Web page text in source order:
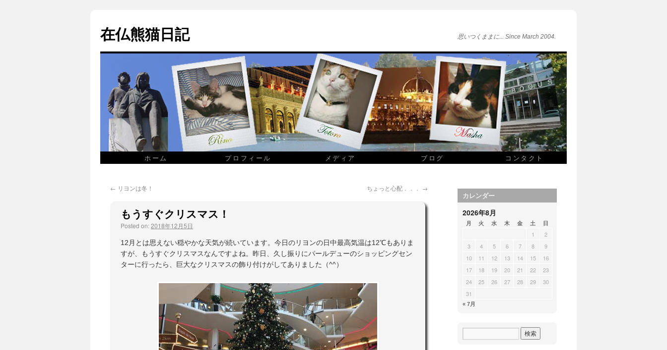
在仏熊猫日記 思いつくままに... Since March 2004.
ホーム プロフィール メディア ブログ コンタクト
← リヨンは冬！ ちょっと心配．．． →
もうすぐクリスマス！
Posted on:2018年12月5日
12月とは思えない穏やかな天気が続いています。今日のリヨンの日中最高気温は12℃もありま
すが、もうすぐクリスマスなんですよね。昨日、久し振りにパールデューのショッピングセン
ターに行ったら、巨大なクリスマスの飾り付けがしてありました（^^）
カレンダー
2026年8月
月 火 水 木 金 土 日
1
2
3
4 5 6 7 8
9
10
11 12 13 14 15
16
17
18 19 20 21 22
23
24
25 26 27 28 29
30
31
« 7月